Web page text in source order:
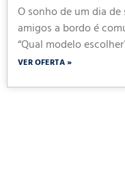
O sonho de um dia
amigos a bordo é
“Qual modelo
VER OFERTA »